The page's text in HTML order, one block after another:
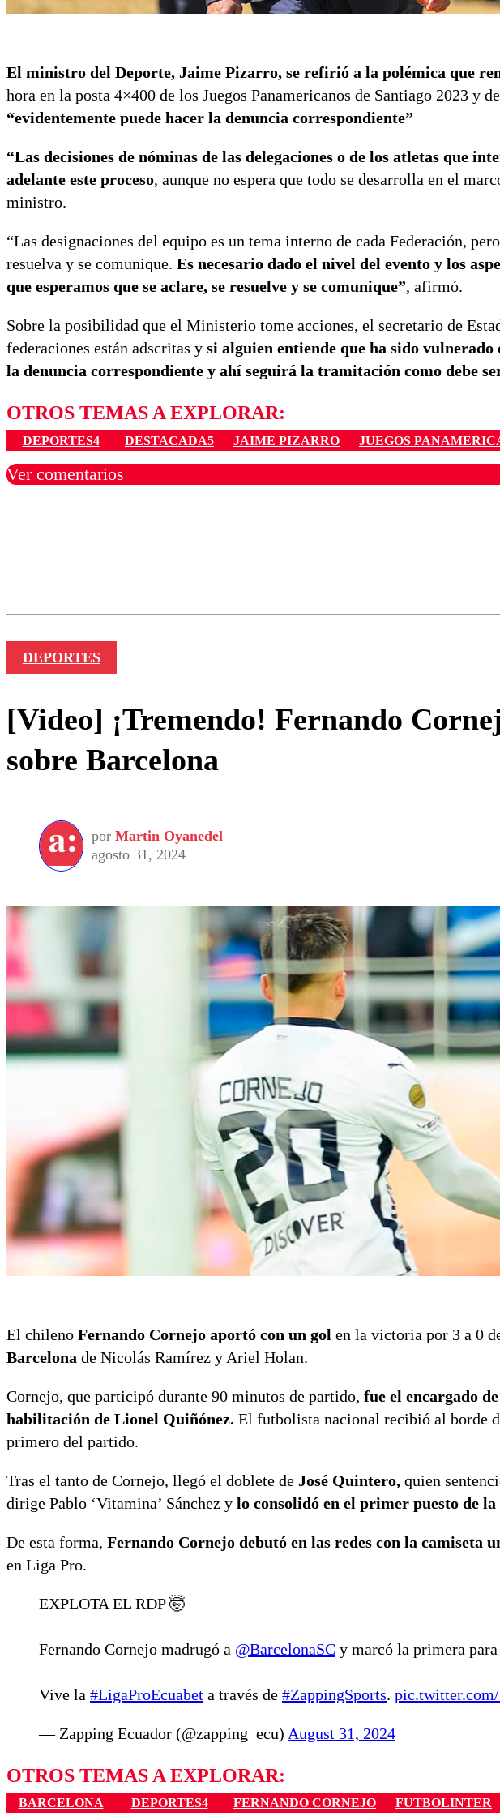
El ministro del Deporte, Jaime Pizarro, se refirió a la polémica que
hora en la posta 4×400 de los Juegos Panamericanos de Santiago 2023 y
“evidentemente puede hacer la denuncia correspondiente”
“Las decisiones de nóminas de las delegaciones o de los atletas que
adelante este proceso, aunque no espera que todo se desarrolla en el
ministro.
“Las designaciones del equipo es un tema interno de cada Federación,
resuelva y se comunique. Es necesario dado el nivel del evento y los
que esperamos que se aclare, se resuelve y se comunique”, afirmó.
Sobre la posibilidad que el Ministerio tome acciones, el secretario de
federaciones están adscritas y si alguien entiende que ha sido
la denuncia correspondiente y ahí seguirá la tramitación como debe
OTROS TEMAS A EXPLORAR:
DEPORTES4 DESTACADA5 JAIME PIZARRO JUEGOS
Ver comentarios
DEPORTES
[Video] ¡Tremendo! Fernando
sobre Barcelona
por Martin Oyanedel
agosto 31, 2024
El chileno Fernando Cornejo aportó con un gol en la victoria por 3 a 0
Barcelona de Nicolás Ramírez y Ariel Holan.
Cornejo, que participó durante 90 minutos de partido, fue el encargado
habilitación de Lionel Quiñónez. El futbolista nacional recibió al borde
primero del partido.
Tras el tanto de Cornejo, llegó el doblete de José Quintero, quien
dirige Pablo ‘Vitamina’ Sánchez y lo consolidó en el primer puesto de
De esta forma, Fernando Cornejo debutó en las redes con la camiseta
en Liga Pro.
EXPLOTA EL RDP 🤯
Fernando Cornejo madrugó a @BarcelonaSC y marcó la primera para
Vive la #LigaProEcuabet a través de #ZappingSports.
— Zapping Ecuador (@zapping_ecu) August 31, 2024
OTROS TEMAS A EXPLORAR:
BARCELONA DEPORTES4 FERNANDO CORNEJO FUTBOLINTER